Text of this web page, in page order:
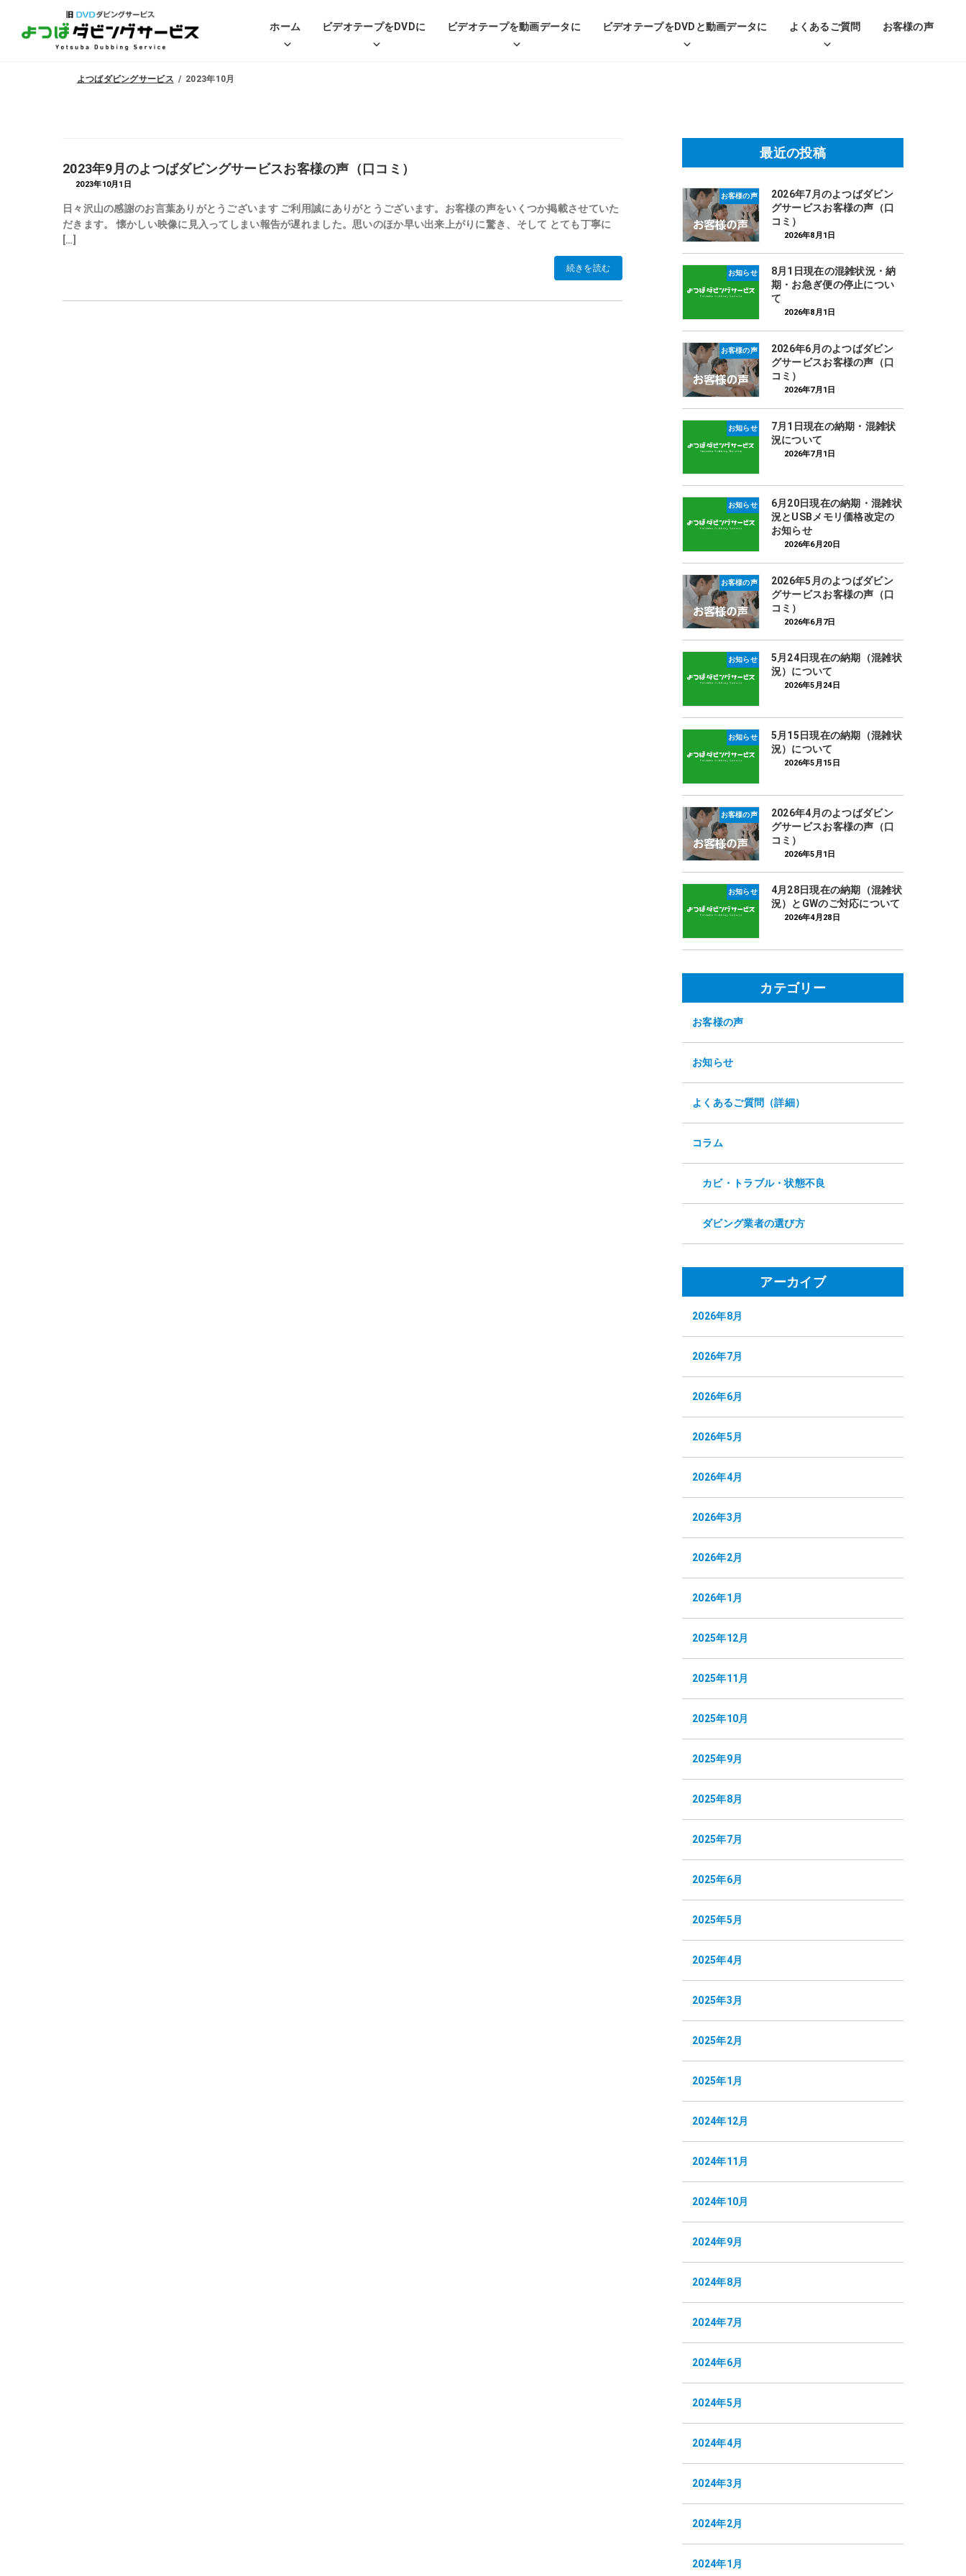
ホーム ビデオテープをDVDに ビデオテープを動画データに ビデオテープをDVDと動画データに よくあるご質問 お客様の声
よつばダビングサービス 2023年10月
2023年9月のよつばダビングサービスお客様の声（口コミ）
2023年10月1日
日々沢山の感謝のお言葉ありがとうございます ご利用誠にありがとうございます。お客様の声をいくつか掲載させていた
だきます。 懐かしい映像に見入ってしまい報告が遅れました。思いのほか早い出来上がりに驚き、そして とても丁寧に
[…]
続きを読む
最近の投稿
お客様の声
2026年7月のよつばダビン
グサービスお客様の声（口
コミ）
2026年8月1日
お知らせ
8月1日現在の混雑状況・納
期・お急ぎ便の停止につい
て
2026年8月1日
お客様の声
2026年6月のよつばダビン
グサービスお客様の声（口
コミ）
2026年7月1日
お知らせ
7月1日現在の納期・混雑状
況について
2026年7月1日
お知らせ
6月20日現在の納期・混雑状
況とUSBメモリ価格改定の
お知らせ
2026年6月20日
お客様の声
2026年5月のよつばダビン
グサービスお客様の声（口
コミ）
2026年6月7日
お知らせ
5月24日現在の納期（混雑状
況）について
2026年5月24日
お知らせ
5月15日現在の納期（混雑状
況）について
2026年5月15日
お客様の声
2026年4月のよつばダビン
グサービスお客様の声（口
コミ）
2026年5月1日
お知らせ
4月28日現在の納期（混雑状
況）とGWのご対応について
2026年4月28日
カテゴリー
お客様の声
お知らせ
よくあるご質問（詳細）
コラム
カビ・トラブル・状態不良
ダビング業者の選び方
アーカイブ
2026年8月
2026年7月
2026年6月
2026年5月
2026年4月
2026年3月
2026年2月
2026年1月
2025年12月
2025年11月
2025年10月
2025年9月
2025年8月
2025年7月
2025年6月
2025年5月
2025年4月
2025年3月
2025年2月
2025年1月
2024年12月
2024年11月
2024年10月
2024年9月
2024年8月
2024年7月
2024年6月
2024年5月
2024年4月
2024年3月
2024年2月
2024年1月